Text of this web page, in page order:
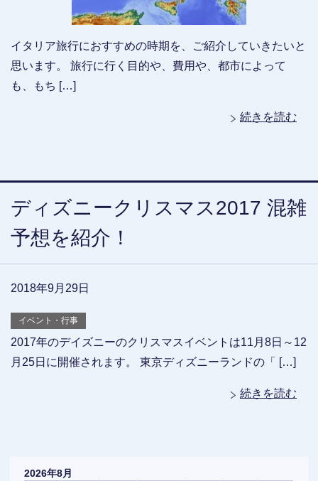
イタリア旅行におすすめの時期を、ご紹介していきたいと
思います。 旅行に行く目的や、費用や、都市によって
も、もち […]
続きを読む
ディズニークリスマス2017 混雑
予想を紹介！
2018年9月29日
イベント・行事
2017年のデイズニーのクリスマスイベントは11月8日～12
月25日に開催されます。 東京ディズニーランドの「 […]
続きを読む
2026年8月